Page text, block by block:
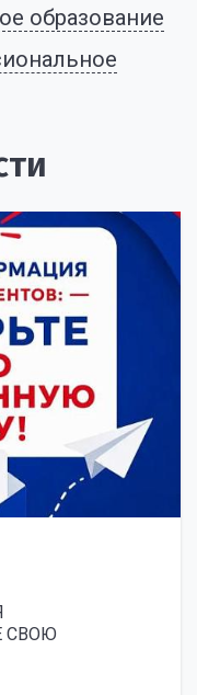
образование
СВОЮ